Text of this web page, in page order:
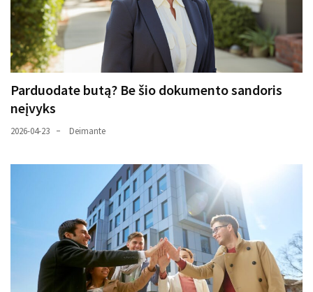
Parduodate butą? Be šio dokumento sandoris
neįvyks
2026-04-23 Deimante